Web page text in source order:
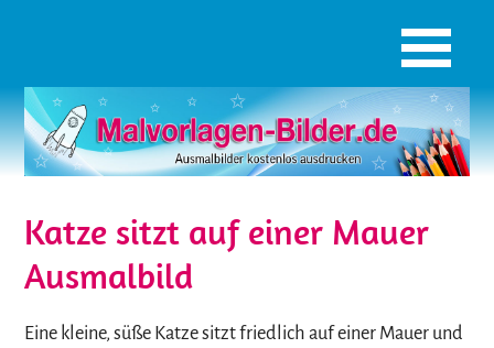
Katze sitzt auf einer Mauer
Ausmalbild
Eine kleine, süße Katze sitzt friedlich auf einer Mauer und